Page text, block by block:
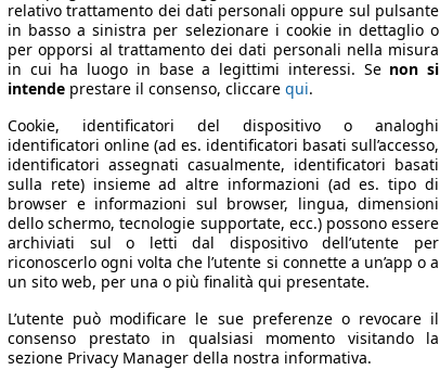
relativo trattamento dei dati personali oppure sul pulsante
in basso a sinistra per selezionare i cookie in dettaglio o
per opporsi al trattamento dei dati personali nella misura
in cui ha luogo in base a legittimi interessi. Se non si
intende prestare il consenso, cliccare qui.
Cookie, identificatori del dispositivo o analoghi
identificatori online (ad es. identificatori basati sull’accesso,
identificatori assegnati casualmente, identificatori basati
sulla rete) insieme ad altre informazioni (ad es. tipo di
browser e informazioni sul browser, lingua, dimensioni
dello schermo, tecnologie supportate, ecc.) possono essere
archiviati sul o letti dal dispositivo dell’utente per
riconoscerlo ogni volta che l’utente si connette a un’app o a
un sito web, per una o più finalità qui presentate.
L’utente può modificare le sue preferenze o revocare il
consenso prestato in qualsiasi momento visitando la
sezione Privacy Manager della nostra informativa.